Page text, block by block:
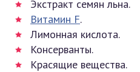
Экстракт семян льна.
Витамин F.
Лимонная кислота.
Консерванты.
Красящие вещества.